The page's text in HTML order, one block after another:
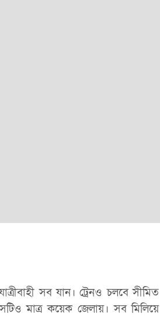
সব যান। ট্রেনও চলবে সীমিত
মাত্র কয়েক জেলায়। সব মিলিয়ে